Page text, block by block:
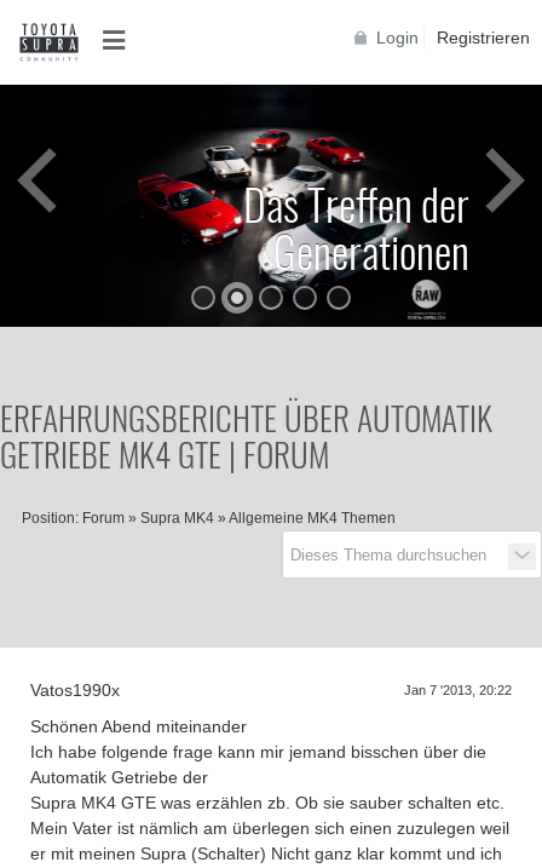
Login Registrieren
D
a
s
T
r
e
f
f
e
n
d
e
r
G
e
n
e
r
a
t
i
o
n
e
n
Das Treffen der
Generationen
ERFAHRUNGSBERICHTE ÜBER AUTOMATIK
GETRIEBE MK4 GTE | FORUM
Position: Forum » Supra MK4 » Allgemeine MK4 Themen
Vatos1990x Jan 7 '2013, 20:22
Schönen Abend miteinander
Ich habe folgende frage kann mir jemand bisschen über die
Automatik Getriebe der
Supra MK4 GTE was erzählen zb. Ob sie sauber schalten etc.
Mein Vater ist nämlich am überlegen sich einen zuzulegen weil
er mit meinen Supra (Schalter) Nicht ganz klar kommt und ich